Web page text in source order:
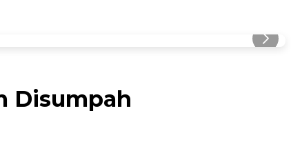
Disumpah